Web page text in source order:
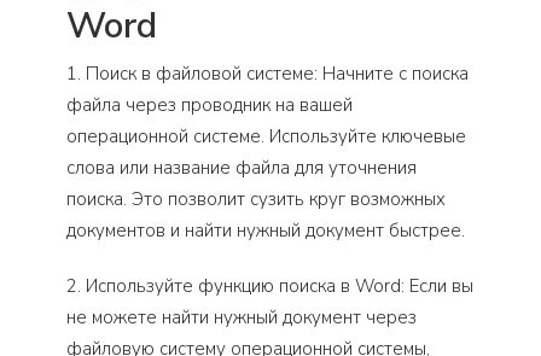
Word
1. Поиск в файловой системе: Начните с поиска
файла через проводник на вашей
операционной системе. Используйте ключевые
слова или название файла для уточнения
поиска. Это позволит сузить круг возможных
документов и найти нужный документ быстрее.
2. Используйте функцию поиска в Word: Если вы
не можете найти нужный документ через
файловую систему операционной системы,